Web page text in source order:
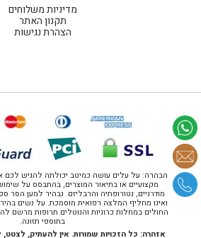
מדיניות משלוחים
תקנון האתר
הצהרת נגישות
הבהרה: על עלים עושה כמיטב יכולתה להגיש לכם
מקצועיים או בתיאור המוצרים, בהתבסס על
מודרניים, נטורופתיה והרבליזם. נבהיר למען הסר
ואינו מחליף המלצה רפואית מוסמכת. על נשים
החולים במחלות כרוניות והנוטלים תרופות מרשם
בתוספי תזונה.
אזהרה: כל הזכויות שמורות. אין להעתיק,